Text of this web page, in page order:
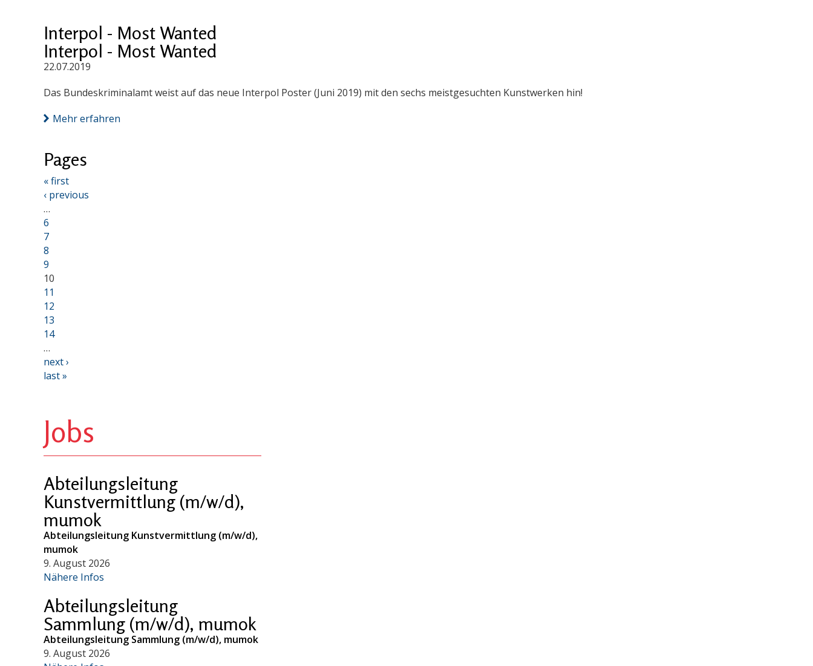
Interpol - Most Wanted
Interpol - Most Wanted
22.07.2019
Das Bundeskriminalamt weist auf das neue Interpol Poster (Juni 2019) mit den sechs meistgesuchten Kunstwerken hin!
Mehr erfahren
Pages
« first
‹ previous
…
6
7
8
9
10
11
12
13
14
…
next ›
last »
Jobs
Abteilungsleitung
Kunstvermittlung (m/w/d),
mumok
Abteilungsleitung Kunstvermittlung (m/w/d),
mumok
9. August 2026
Nähere Infos
Abteilungsleitung
Sammlung (m/w/d), mumok
Abteilungsleitung Sammlung (m/w/d), mumok
9. August 2026